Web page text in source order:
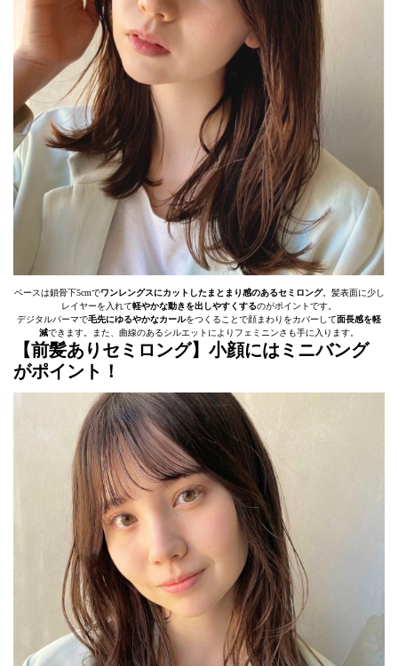
ベースは鎖骨下5cmでワンレングスにカットしたまとまり感のあるセミロング。髪表面に少し
レイヤーを入れて軽やかな動きを出しやすくするのがポイントです。
デジタルパーマで毛先にゆるやかなカールをつくることで顔まわりをカバーして面長感を軽
減できます。また、曲線のあるシルエットによりフェミニンさも手に入ります。
【前髪ありセミロング】小顔にはミニバング
がポイント！